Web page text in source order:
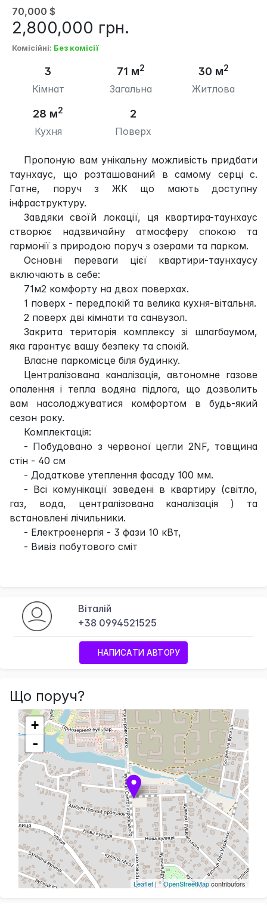
70,000 $
2,800,000 грн.
Комісійні: Без комісії
3
Кімнат
71 м2
Загальна
30 м2
Житлова
28 м2
Кухня
2
Поверх
Пропоную вам унікальну можливість придбати
таунхаус, що розташований в самому серці с.
Гатне, поруч з ЖК що мають доступну
інфраструктуру.
Завдяки своїй локації, ця квартира-таунхаус
створює надзвичайну атмосферу спокою та
гармонії з природою поруч з озерами та парком.
Основні переваги цієї квартири-таунхаусу
включають в себе:
71м2 комфорту на двох поверхах.
1 поверх - передпокій та велика кухня-вітальня.
2 поверх дві кімнати та санвузол.
Закрита територія комплексу зі шлагбаумом,
яка гарантує вашу безпеку та спокій.
Власне паркомісце біля будинку.
Централізована каналізація, автономне газове
опалення і тепла водяна підлога, що дозволить
вам насолоджуватися комфортом в будь-який
сезон року.
Комплектація:
- Побудовано з червоної цегли 2NF, товщина
стін - 40 см
- Додаткове утеплення фасаду 100 мм.
- Всі комунікації заведені в квартиру (світло,
газ, вода, централізована каналізація ) та
встановлені лічильники.
- Електроенергія - 3 фази 10 кВт,
- Вивіз побутового сміт
Віталій
+38 0994521525
НАПИСАТИ АВТОРУ
Що поруч?
+
-
Leaflet | ©OpenStreetMapcontributors